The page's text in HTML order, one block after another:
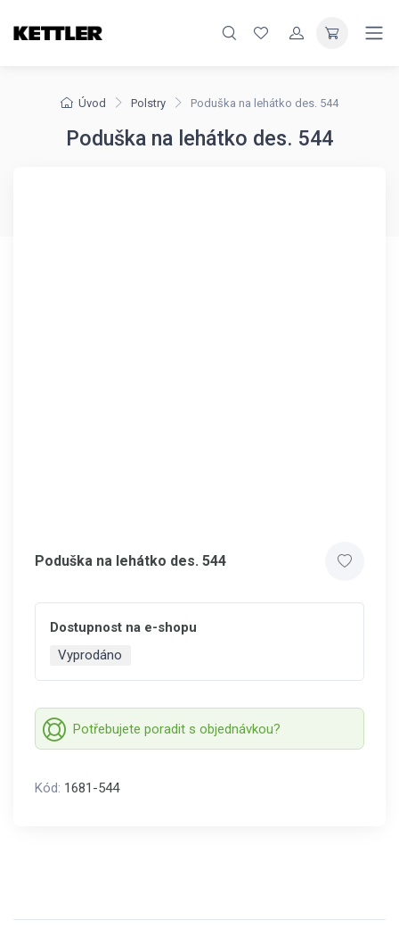
Úvod Polstry Poduška na lehátko des. 544
Poduška na lehátko des. 544
Poduška na lehátko des. 544
Dostupnost na e-shopu
Vyprodáno
Potřebujete poradit s objednávkou?
Kód: 1681-544